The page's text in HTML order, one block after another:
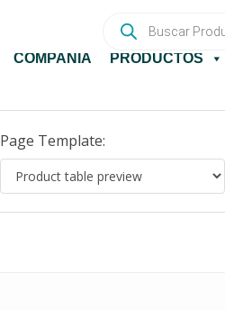
productos
COMPAÑÍA PRODUCTOS
Page Template: